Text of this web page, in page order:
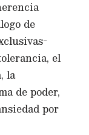
de
el
la
de poder,
por